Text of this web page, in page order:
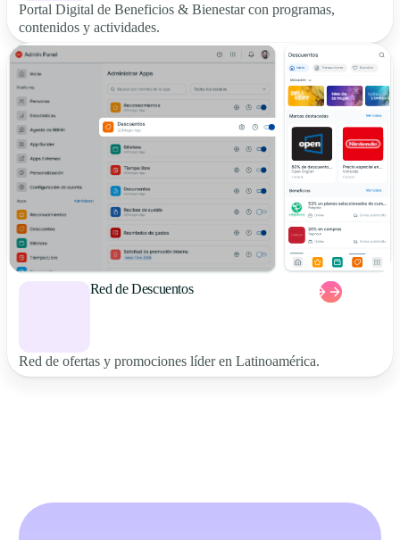
Portal Digital de Beneficios & Bienestar con programas,
contenidos y actividades.
Red de Descuentos
Red de ofertas y promociones líder en Latinoamérica.